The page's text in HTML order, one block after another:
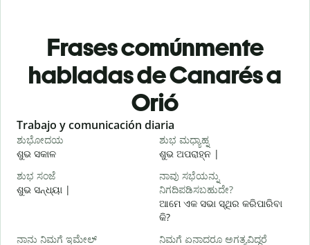
Frases comúnmente
habladas de Canarés a
Orió
Slide 1 of 6
Trabajo y comunicación diaria
ಶುಭೋದಯ
ଶୁଭ ସକାଳ
ಶುಭ ಮಧ್ಯಾಹ್ನ
ଶୁଭ ଅପରାହ୍ନ |
ಶುಭ ಸಂಜೆ
ଶୁଭ ସନ୍ଧ୍ୟା |
ನಾವು ಸಭೆಯನ್ನು
ನಿಗದಿಪಡಿಸಬಹುದೇ?
ଆମେ ଏକ ସଭା ସ୍ଥିର କରିପାରିବା
କି?
ನಾನು ನಿಮಗೆ ಇಮೇಲ್
ನಿಮಗೆ ಏನಾದರೂ ಅಗತ್ಯವಿದ್ದರೆ